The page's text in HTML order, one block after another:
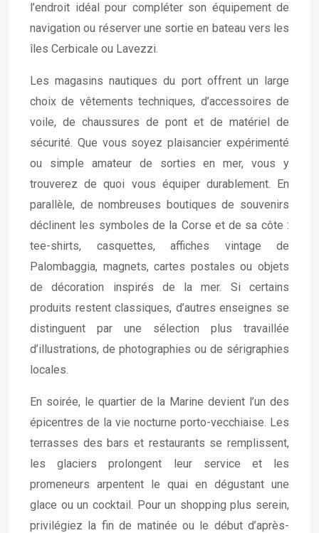
l’endroit idéal pour compléter son équipement de
navigation ou réserver une sortie en bateau vers les
îles Cerbicale ou Lavezzi.
Les magasins nautiques du port offrent un large
choix de vêtements techniques, d’accessoires de
voile, de chaussures de pont et de matériel de
sécurité. Que vous soyez plaisancier expérimenté
ou simple amateur de sorties en mer, vous y
trouverez de quoi vous équiper durablement. En
parallèle, de nombreuses boutiques de souvenirs
déclinent les symboles de la Corse et de sa côte :
tee-shirts, casquettes, affiches vintage de
Palombaggia, magnets, cartes postales ou objets
de décoration inspirés de la mer. Si certains
produits restent classiques, d’autres enseignes se
distinguent par une sélection plus travaillée
d’illustrations, de photographies ou de sérigraphies
locales.
En soirée, le quartier de la Marine devient l’un des
épicentres de la vie nocturne porto-vecchiaise. Les
terrasses des bars et restaurants se remplissent,
les glaciers prolongent leur service et les
promeneurs arpentent le quai en dégustant une
glace ou un cocktail. Pour un shopping plus serein,
privilégiez la fin de matinée ou le début d’après-